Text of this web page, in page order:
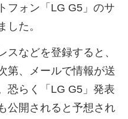
フォン「LG G5」のサ
した。
スなどを登録すると、
第、メールで情報が送
恐らく「LG G5」発表
公開されると予想され